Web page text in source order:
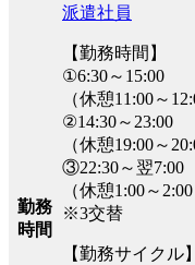
勤務
時間
派遣社員
【勤務時間】
①6:30～15:00
（休憩11:00～
②14:30～23:00
（休憩19:00～
③22:30～翌7:00
（休憩1:00～
※3交替
【勤務サイクル】